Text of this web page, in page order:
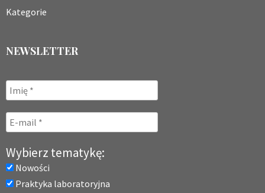
Kategorie
NEWSLETTER
Wybierz tematykę:
Nowości
Praktyka laboratoryjna